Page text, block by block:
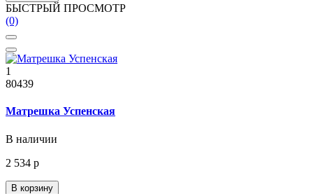
БЫСТРЫЙ ПРОСМОТР
(0)
1
80439
Матрешка Успенская
В наличии
2 534 р
В корзину